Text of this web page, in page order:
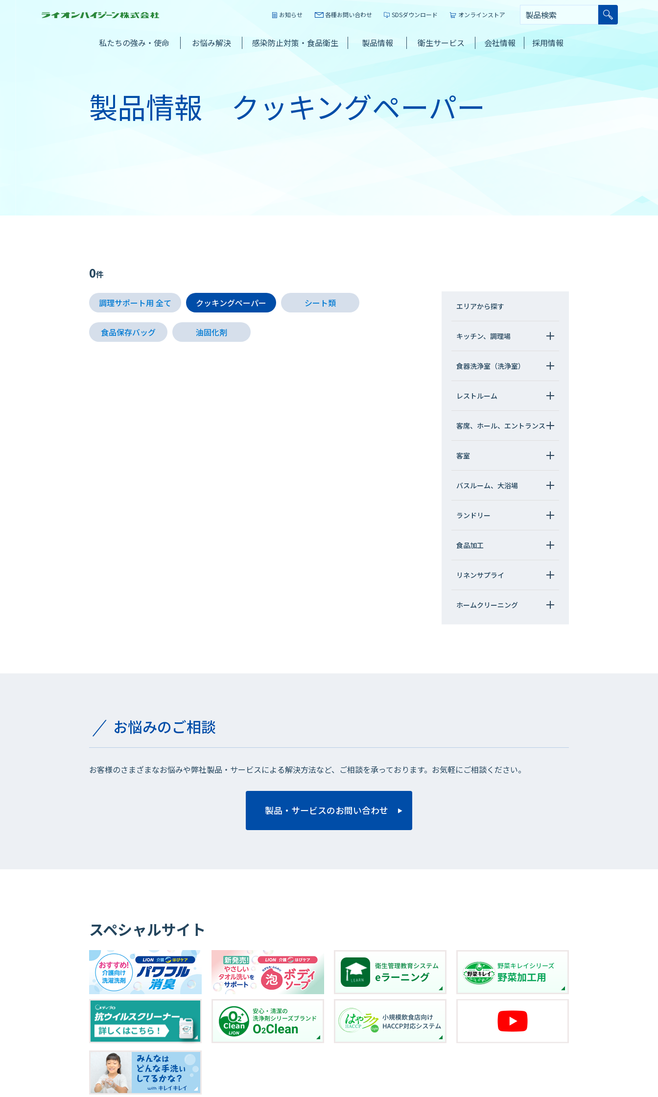
お知らせ 各種お問い合わせ SDSダウンロード オンラインストア
私たちの強み・使命 お悩み解決 感染防止対策・食品衛生 製品情報 衛生サービス 会社情報 採用情報
製品情報 クッキングペーパー
0件
調理サポート用 全て クッキングペーパー シート類
食品保存バッグ 油固化剤
エリアから探す
キッチン、調理場
食器洗浄室（洗浄室）
レストルーム
客席、ホール、エントランス
客室
バスルーム、大浴場
ランドリー
食品加工
リネンサプライ
ホームクリーニング
お悩みのご相談
お客様のさまざまなお悩みや弊社製品・サービスによる解決方法など、ご相談を承っております。お気軽にご相談ください。
製品・サービスのお問い合わせ
スペシャルサイト